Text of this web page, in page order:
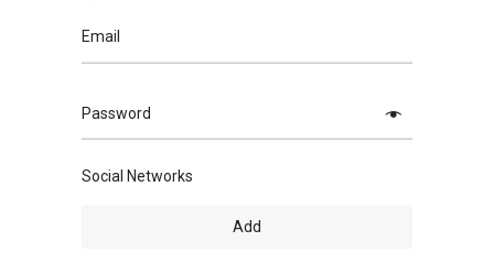
Email
Password
Social Networks